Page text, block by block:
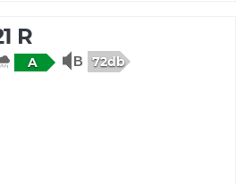
R
A 72db